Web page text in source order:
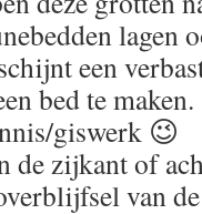
een
bed te maken.
giswerk 😉
de zijkant of
van